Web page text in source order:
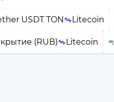
USDT TON Litecoin
(RUB) Litecoin